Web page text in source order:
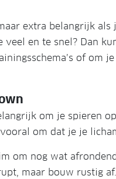
extra belangrijk
en te snel? Dan
of om
om je spieren
om dat je je
om nog wat
maar bouw rustig